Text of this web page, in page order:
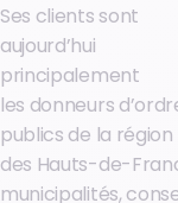
Ses clients sont
aujourd’hui
principalement
les donneurs
publics de la région
des Hauts-de-
municipalités,